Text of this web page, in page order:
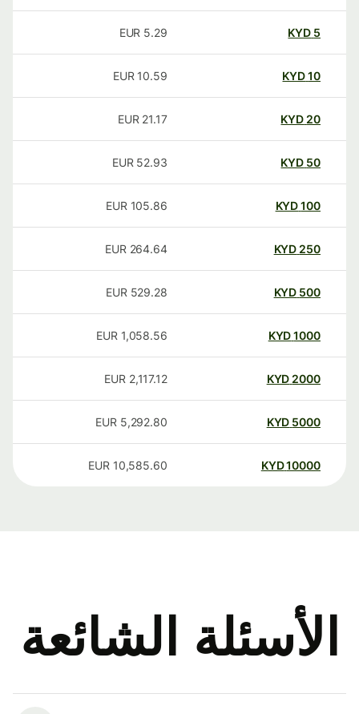
KYD
5.29
EUR
KYD
10.59
EUR
20
KYD
21.17
EUR
50
KYD
52.93
EUR
100
KYD
105.86
EUR
250
KYD
264.64
EUR
500
KYD
529.28
EUR
1000
KYD
1,058.56
EUR
2000
KYD
2,117.12
EUR
5000
KYD
5,292.80
EUR
10000
KYD
10,585.60
EUR
الأسئلة الشائعة